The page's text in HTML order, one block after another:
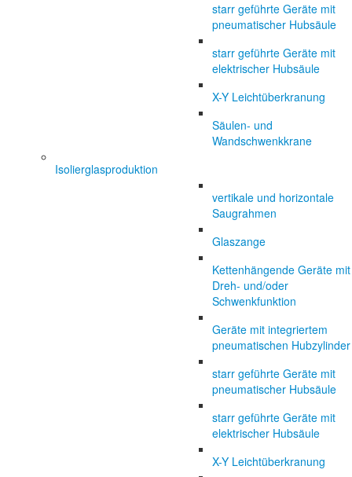
starr geführte Geräte mit
pneumatischer Hubsäule
starr geführte Geräte mit
elektrischer Hubsäule
X-Y Leichtüberkranung
Säulen- und
Wandschwenkkrane
Isolierglasproduktion
vertikale und horizontale
Saugrahmen
Glaszange
Kettenhängende Geräte mit
Dreh- und/oder
Schwenkfunktion
Geräte mit integriertem
pneumatischen Hubzylinder
starr geführte Geräte mit
pneumatischer Hubsäule
starr geführte Geräte mit
elektrischer Hubsäule
X-Y Leichtüberkranung